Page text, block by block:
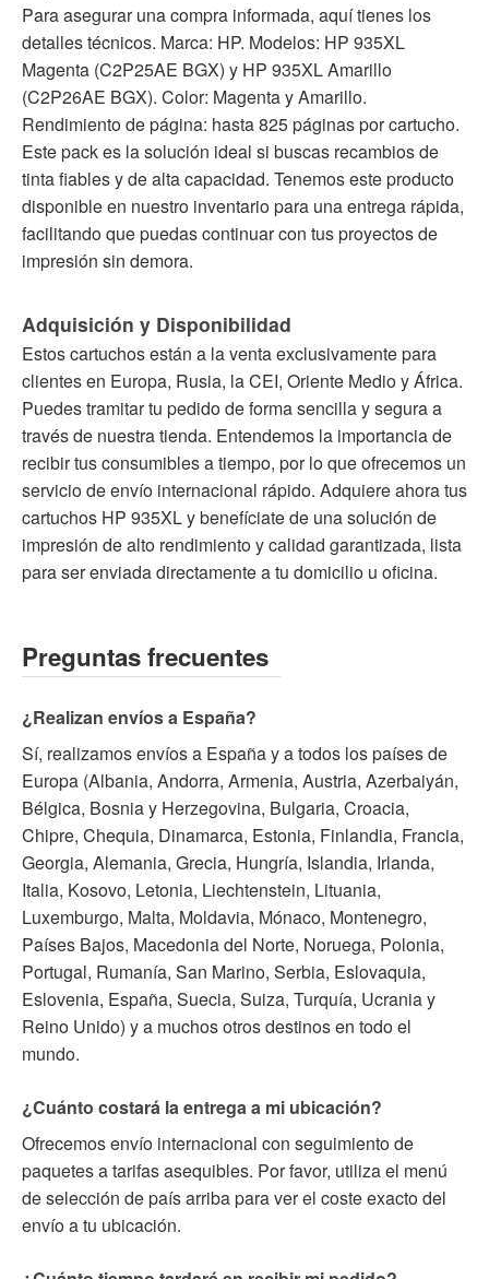
Para asegurar una compra informada, aquí tienes los
detalles técnicos. Marca: HP. Modelos: HP 935XL
Magenta (C2P25AE BGX) y HP 935XL Amarillo
(C2P26AE BGX). Color: Magenta y Amarillo.
Rendimiento de página: hasta 825 páginas por cartucho.
Este pack es la solución ideal si buscas recambios de
tinta fiables y de alta capacidad. Tenemos este producto
disponible en nuestro inventario para una entrega rápida,
facilitando que puedas continuar con tus proyectos de
impresión sin demora.
Adquisición y Disponibilidad
Estos cartuchos están a la venta exclusivamente para
clientes en Europa, Rusia, la CEI, Oriente Medio y África.
Puedes tramitar tu pedido de forma sencilla y segura a
través de nuestra tienda. Entendemos la importancia de
recibir tus consumibles a tiempo, por lo que ofrecemos un
servicio de envío internacional rápido. Adquiere ahora tus
cartuchos HP 935XL y benefíciate de una solución de
impresión de alto rendimiento y calidad garantizada, lista
para ser enviada directamente a tu domicilio u oficina.
Preguntas frecuentes
¿Realizan envíos a España?
Sí, realizamos envíos a España y a todos los países de
Europa (Albania, Andorra, Armenia, Austria, Azerbaiyán,
Bélgica, Bosnia y Herzegovina, Bulgaria, Croacia,
Chipre, Chequia, Dinamarca, Estonia, Finlandia, Francia,
Georgia, Alemania, Grecia, Hungría, Islandia, Irlanda,
Italia, Kosovo, Letonia, Liechtenstein, Lituania,
Luxemburgo, Malta, Moldavia, Mónaco, Montenegro,
Países Bajos, Macedonia del Norte, Noruega, Polonia,
Portugal, Rumanía, San Marino, Serbia, Eslovaquia,
Eslovenia, España, Suecia, Suiza, Turquía, Ucrania y
Reino Unido) y a muchos otros destinos en todo el
mundo.
¿Cuánto costará la entrega a mi ubicación?
Ofrecemos envío internacional con seguimiento de
paquetes a tarifas asequibles. Por favor, utiliza el menú
de selección de país arriba para ver el coste exacto del
envío a tu ubicación.